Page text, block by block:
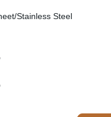
Stainless Steel